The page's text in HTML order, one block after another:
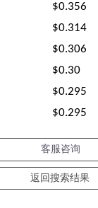
$0.356
$0.314
$0.306
$0.30
$0.295
$0.295
客服咨询